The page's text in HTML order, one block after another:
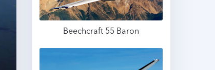
Beechcraft 55 Baron